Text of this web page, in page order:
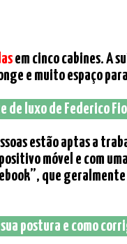
em cinco cabines. A
e muito espaço
de luxo de Federico
estão aptas a
móvel e com
que
postura e como